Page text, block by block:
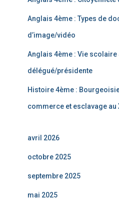
Anglais 4ème : Types de
d’image/vidéo
Anglais 4ème : Vie scolaire
délégué/présidente
Histoire 4ème :
commerce et esclavage au
avril 2026
octobre 2025
septembre 2025
mai 2025